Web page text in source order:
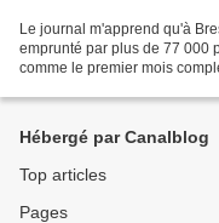
Le journal m'apprend qu'à
emprunté par plus de 77 000
comme le premier mois
Hébergé par Canalblog
Top articles
Pages